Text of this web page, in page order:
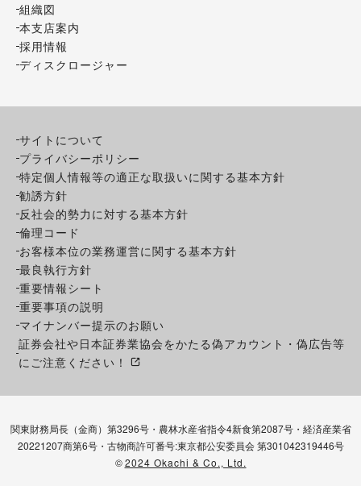
組織図
本支店案内
採用情報
ディスクロージャー
サイトについて
プライバシーポリシー
特定個人情報等の適正な取扱いに関する基本方針
勧誘方針
反社会的勢力に対する基本方針
倫理コード
お客様本位の業務運営に関する基本方針
最良執行方針
重要情報シート
重要事項の説明
マイナンバー提示のお願い
証券会社や日本証券業協会をかたる偽アカウント・偽広告等
にご注意ください！
関東財務局長（金商）第3296号・農林水産省指令4新食第2087号・経済産業省
20221207商第6号・古物商許可番号:東京都公安委員会 第301042319446号
©2024 Okachi & Co., Ltd.